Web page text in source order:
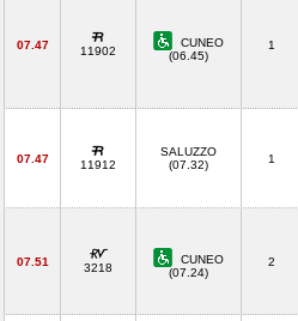
07.47 11902
CUNEO
(06.45)
1
07.47 11912
SALUZZO
(07.32)
1
07.51 3218
CUNEO
(07.24)
2